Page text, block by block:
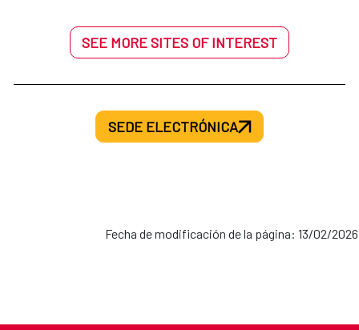
SEE MORE SITES OF INTEREST
SEDE ELECTRÓNICA
Fecha de modificación de la página: 13/02/2026